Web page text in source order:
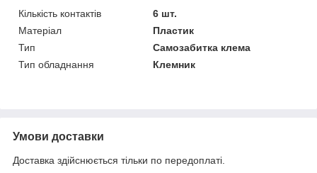
Кількість контактів
6 шт.
Матеріал
Пластик
Тип
Самозабитка клема
Тип обладнання
Клемник
Умови доставки
Доставка здійснюється тільки по передоплаті.